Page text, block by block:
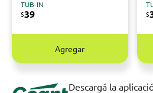
TUB-IN
$39
Agregar
$
Descargá la